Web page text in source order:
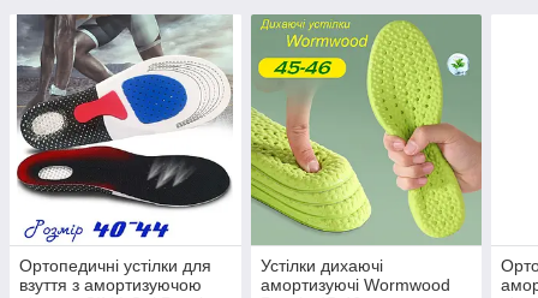
Ортопедичні устілки для
взуття з амортизуючою
Устілки дихаючі
амортизуючі Wormwood